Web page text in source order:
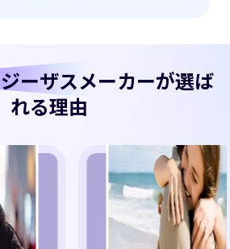
ーザスメーカーが選ば
れる理由